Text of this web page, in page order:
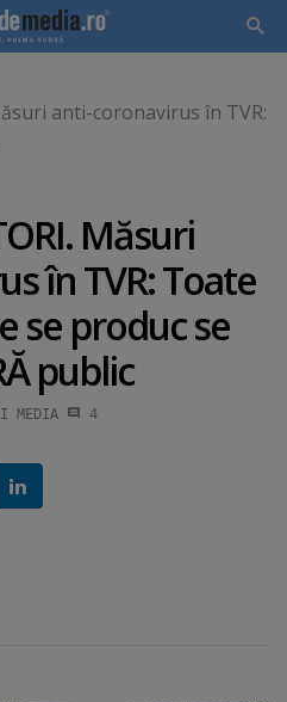
anti-coronavirus în TVR:
Măsuri
în TVR: Toate
se produc se
public
MEDIA 4